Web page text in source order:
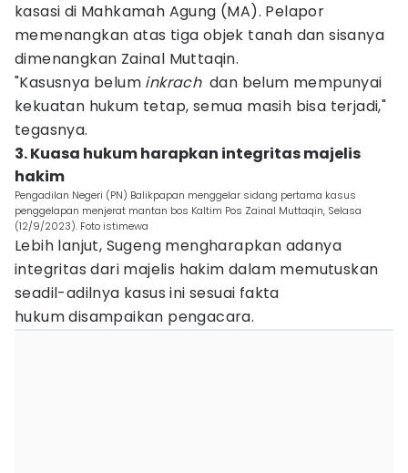
kasasi di Mahkamah Agung (MA). Pelapor
memenangkan atas tiga objek tanah dan sisanya
dimenangkan Zainal Muttaqin.
"Kasusnya belum inkrachdan belum mempunyai
kekuatan hukum tetap, semua masih bisa terjadi,"
tegasnya.
3. Kuasa hukum harapkan integritas majelis
hakim
Pengadilan Negeri (PN) Balikpapan menggelar sidang pertama kasus
penggelapan menjerat mantan bos Kaltim Pos Zainal Muttaqin, Selasa
(12/9/2023). Foto istimewa
Lebih lanjut, Sugeng mengharapkan adanya
integritas dari majelis hakim dalam memutuskan
seadil-adilnya kasus ini sesuai fakta
hukum disampaikan pengacara.